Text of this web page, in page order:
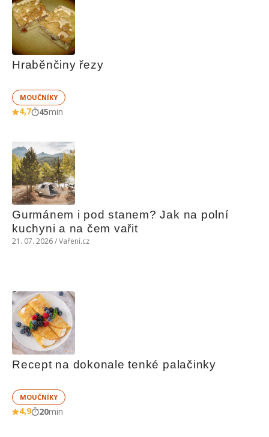
Hraběnčiny řezy
MOUČNÍKY
4,7 45min
Gurmánem i pod stanem? Jak na polní
kuchyni a na čem vařit
21. 07. 2026 / Vaření.cz
Recept na dokonale tenké palačinky
MOUČNÍKY
4,9 20min